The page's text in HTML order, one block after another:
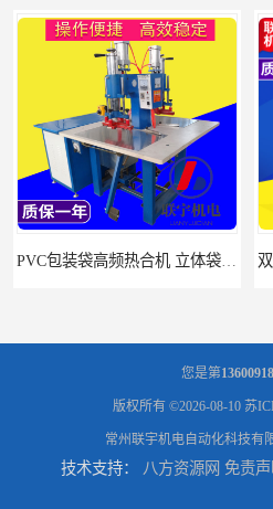
双工位服装布料凹凸英文字母压字机找联宇制造厂
您是第13600918
版权所有 ©2026-08-10 苏
常州联宇机电自动化科技有
技术支持： 八方资源网 免责